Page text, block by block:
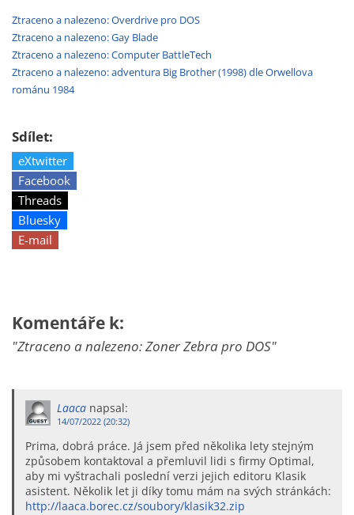
Ztraceno a nalezeno: Overdrive pro DOS
Ztraceno a nalezeno: Gay Blade
Ztraceno a nalezeno: Computer BattleTech
Ztraceno a nalezeno: adventura Big Brother (1998) dle Orwellova
románu 1984
Sdílet:
eXtwitter
Facebook
Threads
Bluesky
E-mail
Komentáře k:
"Ztraceno a nalezeno: Zoner Zebra pro DOS"
Laaca napsal:
14/07/2022 (20:32)
Prima, dobrá práce. Já jsem před několika lety stejným
způsobem kontaktoval a přemluvil lidi s firmy Optimal,
aby mi vyštrachali poslední verzi jejich editoru Klasik
asistent. Několik let ji díky tomu mám na svých stránkách:
http://laaca.borec.cz/soubory/klasik32.zip